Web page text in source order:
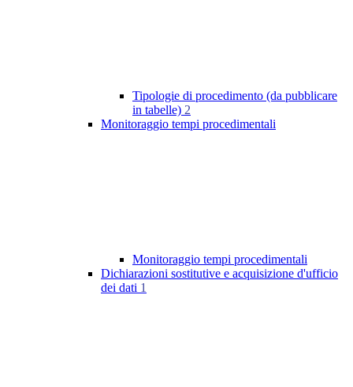
Tipologie di procedimento (da pubblicare
in tabelle) 2
Monitoraggio tempi procedimentali
Monitoraggio tempi procedimentali
Dichiarazioni sostitutive e acquisizione d'ufficio
dei dati 1